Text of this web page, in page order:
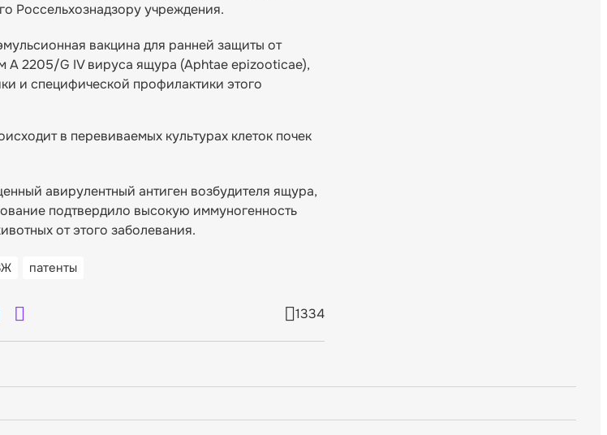
Россельхознадзору учреждения.
вакцина для ранней защиты от
А 2205/G IV вируса ящура (Aphtae epizooticae),
и специфической профилактики этого
в перевиваемых культурах клеток почек
авирулентный антиген возбудителя ящура,
подтвердило высокую иммуногенность
от этого заболевания.
патенты
1334